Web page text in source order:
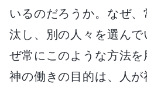
いるのだろうか。なぜ
汰し、別の人々を選ん
ぜ常にこのような方法を
神の働きの目的は、人